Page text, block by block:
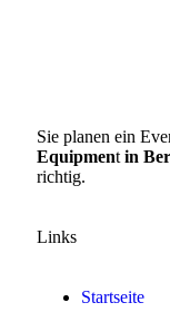
Sie planen ein
Equipment in
richtig.
Links
Startseite